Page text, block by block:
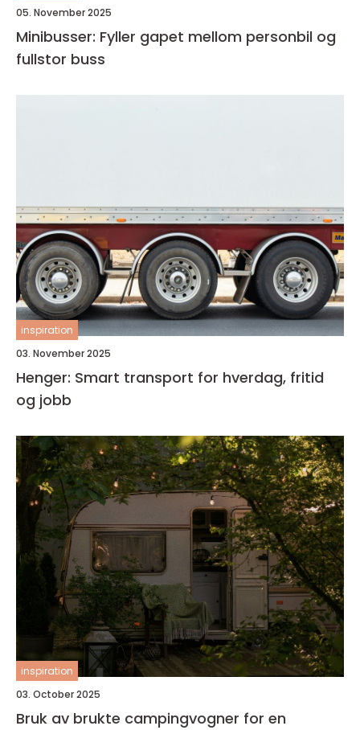
05. November 2025
Minibusser: Fyller gapet mellom personbil og
fullstor buss
inspiration
03. November 2025
Henger: Smart transport for hverdag, fritid
og jobb
inspiration
03. October 2025
Bruk av brukte campingvogner for en